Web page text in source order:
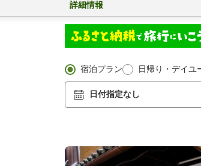
詳細情報
宿泊プラン 日帰り・デイユ
日付指定なし